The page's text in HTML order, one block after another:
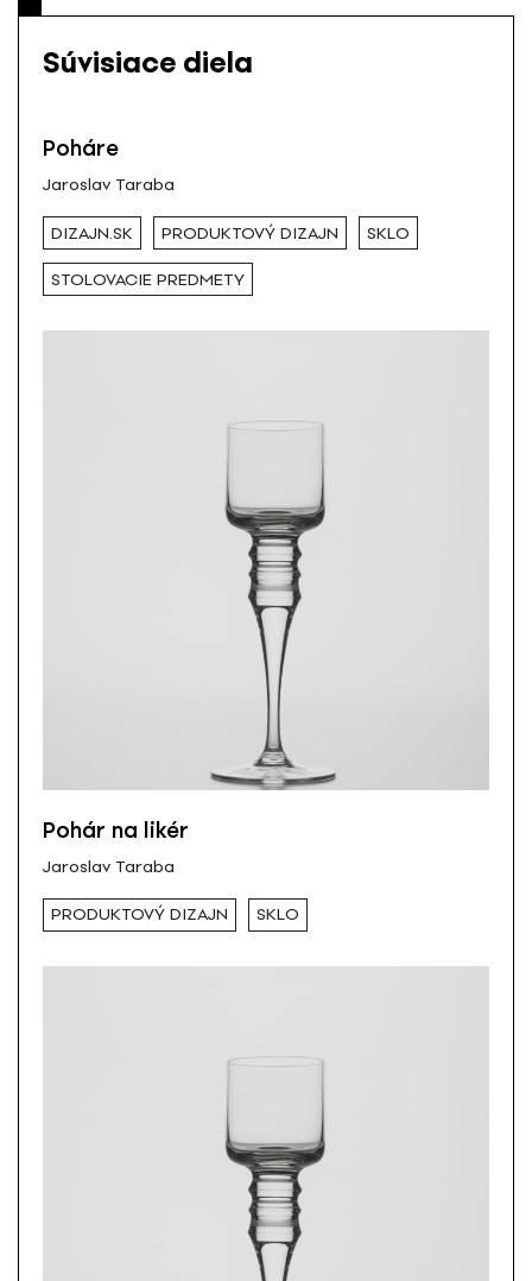
Súvisiace diela
Poháre
Jaroslav Taraba
DIZAJN.SK PRODUKTOVÝ DIZAJN SKLO
STOLOVACIE PREDMETY
Pohár na likér
Jaroslav Taraba
PRODUKTOVÝ DIZAJN SKLO